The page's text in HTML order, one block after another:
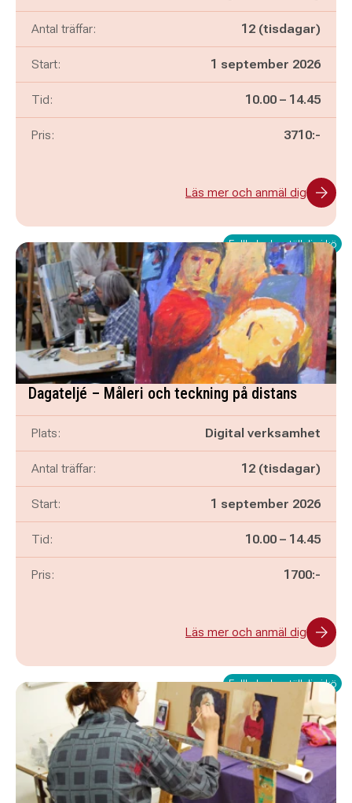
Antal träffar: 12 (tisdagar)
Start: 1 september 2026
Tid: Pågår mellan
10.00 – och
14.45
Pris: 3710:-
Läs mer och anmäl dig
Fullbokad – ställ dig i kö
Dagateljé – Måleri och teckning på distans
Plats: Digital verksamhet
Antal träffar: 12 (tisdagar)
Start: 1 september 2026
Tid: Pågår mellan
10.00 – och
14.45
Pris: 1700:-
Läs mer och anmäl dig
Fullbokad – ställ dig i kö